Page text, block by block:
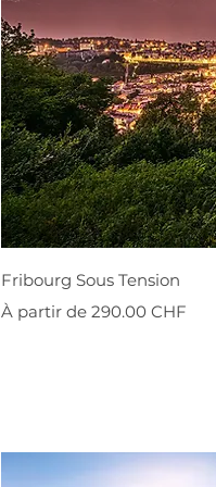
Fribourg Sous Tension
À partir de 290.00 CHF
Prix promotionnel